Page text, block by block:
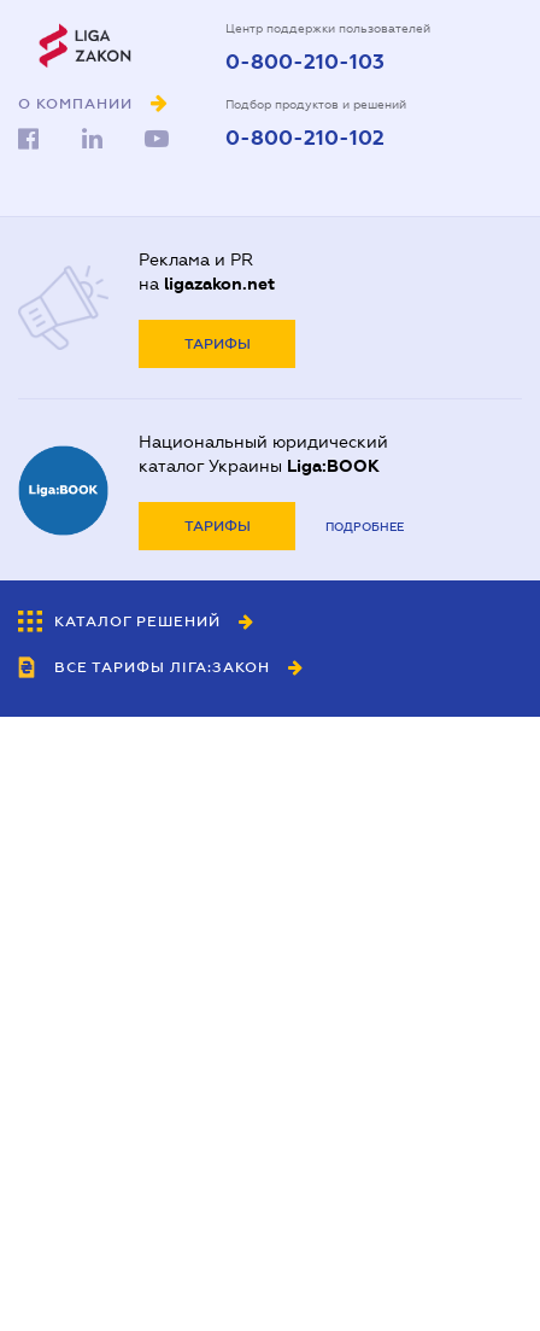
О КОМПАНИИ
Центр поддержки пользователей
0-800-210-103
Подбор продуктов и решений
0-800-210-102
Реклама и PR
на ligazakon.net
ТАРИФЫ
Национальный юридический
каталог Украины Liga:BOOK
ТАРИФЫ ПОДРОБНЕЕ
КАТАЛОГ РЕШЕНИЙ
ВСЕ ТАРИФЫ ЛІГА:ЗАКОН